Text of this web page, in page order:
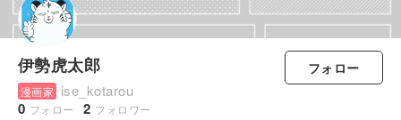
伊勢虎太郎
漫画家 ise_kotarou
0 フォロー 2 フォロワー
フォロー